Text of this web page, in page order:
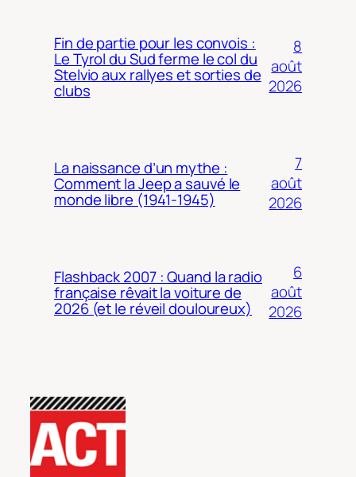
Fin de partie pour les convois :
Le Tyrol du Sud ferme le col du
Stelvio aux rallyes et sorties de
clubs
8
août
2026
La naissance d’un mythe :
Comment la Jeep a sauvé le
monde libre (1941-1945)
7
août
2026
Flashback 2007 : Quand la radio
française rêvait la voiture de
2026 (et le réveil douloureux)
6
août
2026